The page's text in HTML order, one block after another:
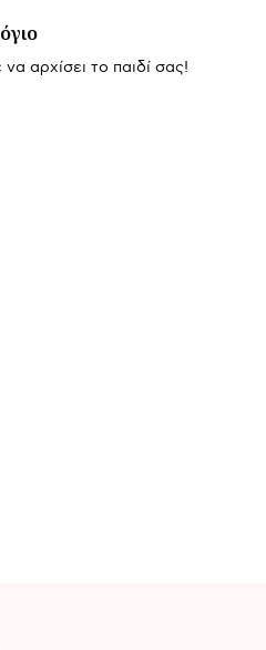
αρχίσει το παιδί σας!